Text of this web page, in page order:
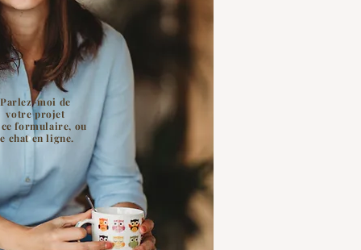
Parlez-moi de
votre projet
formulaire, ou
chat en ligne.